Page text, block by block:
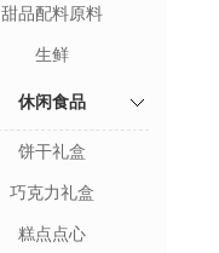
甜品配料原料
生鲜
休闲食品
饼干礼盒
巧克力礼盒
糕点点心